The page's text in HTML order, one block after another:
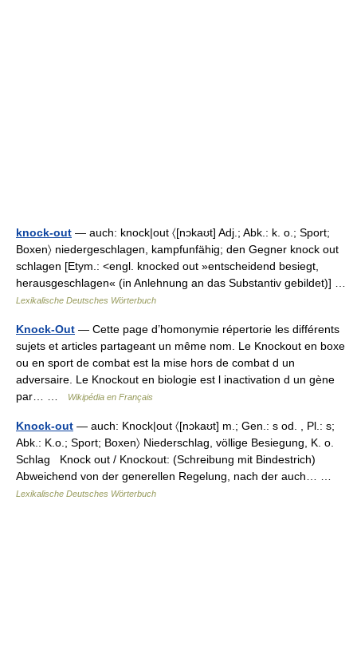
knock-out — auch: knock|out 〈[nɔkaʊt] Adj.; Abk.: k. o.; Sport;
Boxen〉 niedergeschlagen, kampfunfähig; den Gegner knock out
schlagen [Etym.: <engl. knocked out »entscheidend besiegt,
herausgeschlagen« (in Anlehnung an das Substantiv gebildet)] …
Lexikalische Deutsches Wörterbuch
Knock-Out — Cette page d’homonymie répertorie les différents
sujets et articles partageant un même nom. Le Knockout en boxe
ou en sport de combat est la mise hors de combat d un
adversaire. Le Knockout en biologie est l inactivation d un gène
par… …
Wikipédia en Français
Knock-out — auch: Knock|out 〈[nɔkaʊt] m.; Gen.: s od. , Pl.: s;
Abk.: K.o.; Sport; Boxen〉 Niederschlag, völlige Besiegung, K. o.
Schlag Knock out / Knockout: (Schreibung mit Bindestrich)
Abweichend von der generellen Regelung, nach der auch… …
Lexikalische Deutsches Wörterbuch